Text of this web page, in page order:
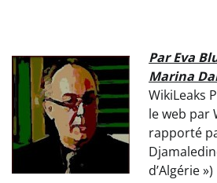
Par Eva
Marina
WikiLeaks
le web par
rapporté
d’Algérie »)